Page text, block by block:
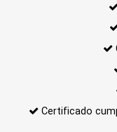
Certificado